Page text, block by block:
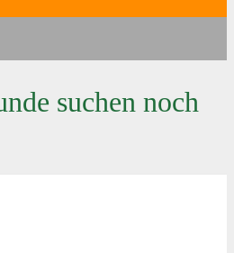
suchen noch